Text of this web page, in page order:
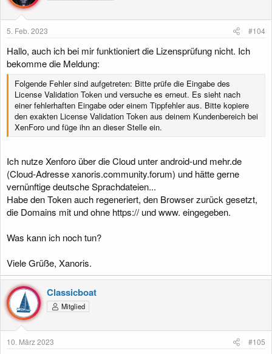
5. Feb. 2023 #104
Hallo, auch ich bei mir funktioniert die Lizensprüfung nicht. Ich
bekomme die Meldung:
Folgende Fehler sind aufgetreten: Bitte prüfe die Eingabe des
License Validation Token und versuche es erneut. Es sieht nach
einer fehlerhaften Eingabe oder einem Tippfehler aus. Bitte kopiere
den exakten License Validation Token aus deinem Kundenbereich bei
XenForo und füge ihn an dieser Stelle ein.
Ich nutze Xenforo über die Cloud unter android-und mehr.de
(Cloud-Adresse xanoris.community.forum) und hätte gerne
vernünftige deutsche Sprachdateien...
Habe den Token auch regeneriert, den Browser zurück gesetzt,
die Domains mit und ohne https:// und www. eingegeben.
Was kann ich noch tun?
Viele Grüße, Xanoris.
Classicboat
Mitglied
10. März 2023 #105